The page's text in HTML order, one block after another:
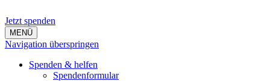
Jetzt spenden
MENÜ
Navigation überspringen
Spenden & helfen
Spendenformular